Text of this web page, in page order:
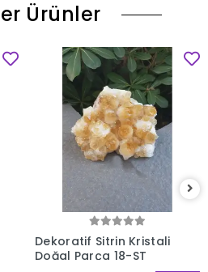
Ürünler
Dekoratif Sitrin Kristali
Doğal Parça 18-ST